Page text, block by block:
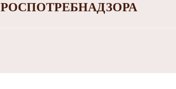
РОСПОТРЕБНАДЗОРА